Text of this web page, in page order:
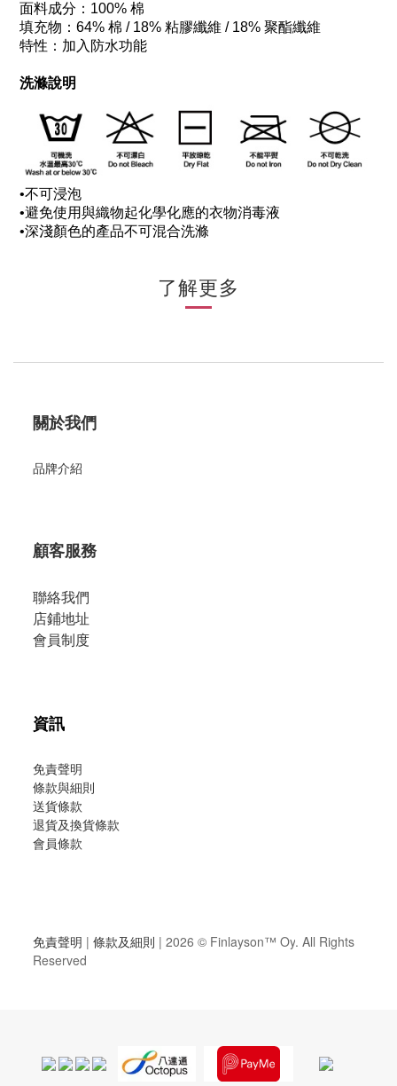
面料成分：100% 棉
填充物：64% 棉 / 18% 粘膠纖維 / 18% 聚酯纖維
特性：加入防水功能
洗滌說明
•不可浸泡
•避免使用與織物起化學化應的衣物消毒液
•深淺顏色的產品不可混合洗滌
了解更多
關於我們
品牌介紹
顧客服務
聯絡我們
店鋪地址
會員制度
資訊
免責聲明
條款與細則
送貨條款
退貨及換貨條款
會員條款
免責聲明 | 條款及細則 | 2026 © Finlayson™ Oy. All Rights
Reserved